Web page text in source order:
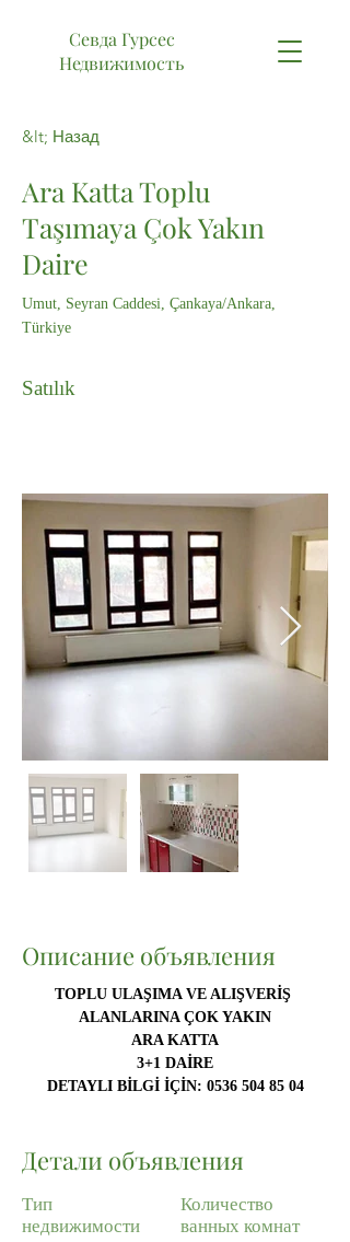
Севда Гурсес
Недвижимость
&lt; Назад
Ara Katta Toplu
Taşımaya Çok Yakın
Daire
Umut, Seyran Caddesi, Çankaya/Ankara,
Türkiye
Satılık
Описание объявления
TOPLU ULAŞIMA VE ALIŞVERİŞ
ALANLARINA ÇOK YAKIN
ARA KATTA
3+1 DAİRE
DETAYLI BİLGİ İÇİN: 0536 504 85 04
Детали объявления
Тип
недвижимости
Количество
ванных комнат